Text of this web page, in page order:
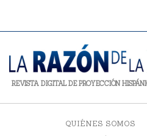
REVISTA DIGITAL DE PROYECCIÓN
QUIÉNES SOMOS